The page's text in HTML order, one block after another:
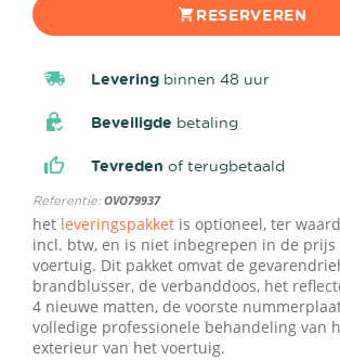
RESERVEREN
Levering binnen 48 uur
Beveiligde betaling
Tevreden of terugbetaald
Referentie: OVO79937
het leveringspakket is optioneel, ter
incl. btw, en is niet inbegrepen in de prijs
voertuig. Dit pakket omvat de
brandblusser, de verbanddoos, het
4 nieuwe matten, de voorste
volledige professionele behandeling van
exterieur van het voertuig.